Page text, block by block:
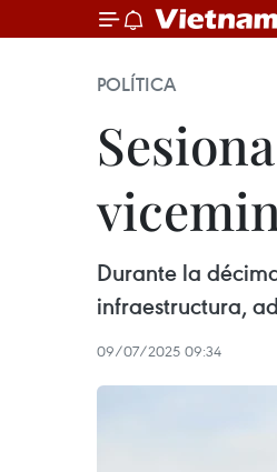
POLÍTICA
Durante la
infraestructura,
09/07/2025 09:34